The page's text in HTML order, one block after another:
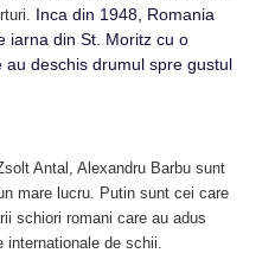
Inca din 1948, Romania
iarna din St. Moritz cu o
deschis drumul spre gustul
Antal, Alexandru Barbu sunt
mare lucru. Putin sunt cei care
schiori romani care au adus
internationale de schii.